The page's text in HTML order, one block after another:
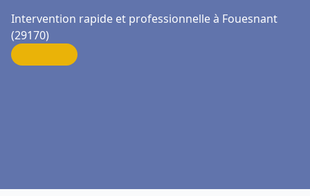
Intervention rapide et professionnelle à Fouesnant
(29170)